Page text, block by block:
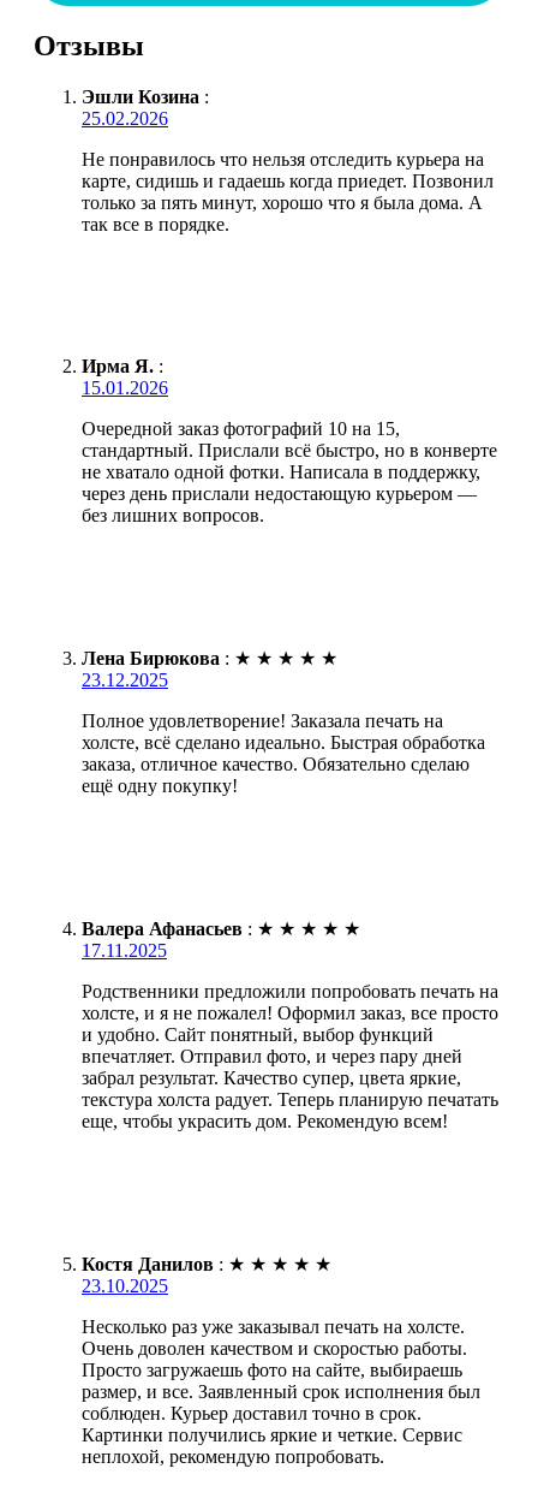
Отзывы
Эшли Козина :
25.02.2026
Не понравилось что нельзя отследить курьера на
карте, сидишь и гадаешь когда приедет. Позвонил
только за пять минут, хорошо что я была дома. А
так все в порядке.
Ирма Я. :
15.01.2026
Очередной заказ фотографий 10 на 15,
стандартный. Прислали всё быстро, но в конверте
не хватало одной фотки. Написала в поддержку,
через день прислали недостающую курьером —
без лишних вопросов.
Лена Бирюкова : ★ ★ ★ ★ ★
23.12.2025
Полное удовлетворение! Заказала печать на
холсте, всё сделано идеально. Быстрая обработка
заказа, отличное качество. Обязательно сделаю
ещё одну покупку!
Валера Афанасьев : ★ ★ ★ ★ ★
17.11.2025
Родственники предложили попробовать печать на
холсте, и я не пожалел! Оформил заказ, все просто
и удобно. Сайт понятный, выбор функций
впечатляет. Отправил фото, и через пару дней
забрал результат. Качество супер, цвета яркие,
текстура холста радует. Теперь планирую печатать
еще, чтобы украсить дом. Рекомендую всем!
Костя Данилов : ★ ★ ★ ★ ★
23.10.2025
Несколько раз уже заказывал печать на холсте.
Очень доволен качеством и скоростью работы.
Просто загружаешь фото на сайте, выбираешь
размер, и все. Заявленный срок исполнения был
соблюден. Курьер доставил точно в срок.
Картинки получились яркие и четкие. Сервис
неплохой, рекомендую попробовать.